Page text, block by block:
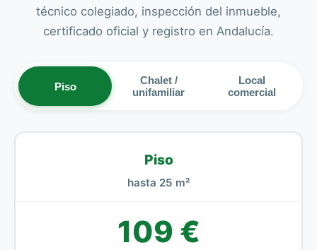
técnico colegiado, inspección del inmueble,
certificado oficial y registro en Andalucía.
Piso
Chalet /
unifamiliar
Local
comercial
Piso
hasta 25 m²
109 €